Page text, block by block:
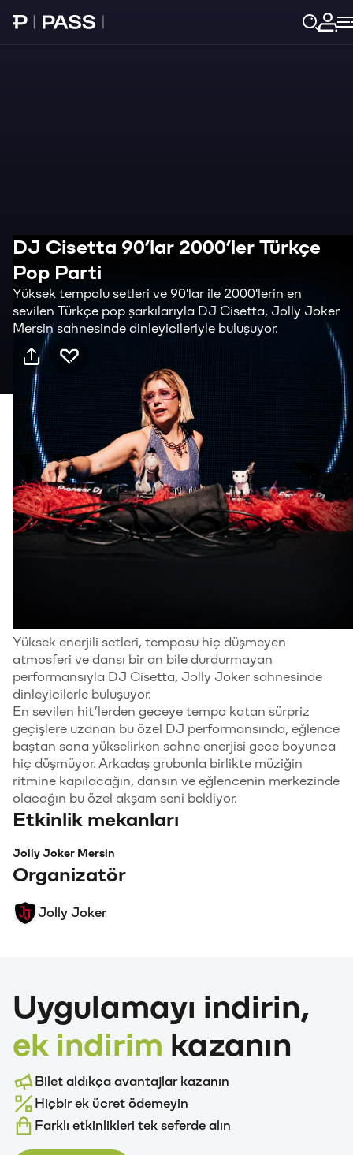
Paribu Pass Ana Sayfa
DJ Cisetta 90’lar 2000’ler Türkçe
Pop Parti
Yüksek tempolu setleri ve 90'lar ile 2000'lerin en
sevilen Türkçe pop şarkılarıyla DJ Cisetta, Jolly Joker
Mersin sahnesinde dinleyicileriyle buluşuyor.
Pratik bilgiler
Kimler için uygun
18+, Yetişkin
Yüksek enerjili setleri, temposu hiç düşmeyen
atmosferi ve dansı bir an bile durdurmayan
performansıyla DJ Cisetta, Jolly Joker sahnesinde
dinleyicilerle buluşuyor.
En sevilen hit’lerden geceye tempo katan sürpriz
geçişlere uzanan bu özel DJ performansında, eğlence
baştan sona yükselirken sahne enerjisi gece boyunca
hiç düşmüyor. Arkadaş grubunla birlikte müziğin
ritmine kapılacağın, dansın ve eğlencenin merkezinde
olacağın bu özel akşam seni bekliyor.
Etkinlik mekanları
Jolly Joker Mersin
Organizatör
Jolly Joker
Uygulamayı indirin,
ek indirim kazanın
Bilet aldıkça avantajlar kazanın
Hiçbir ek ücret ödemeyin
Farklı etkinlikleri tek seferde alın